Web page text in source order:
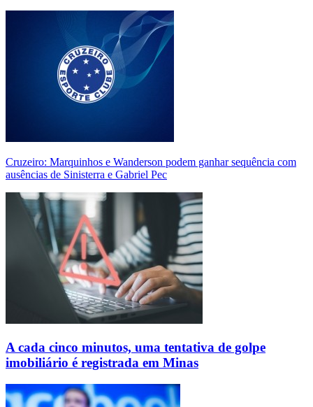
Cruzeiro: Marquinhos e Wanderson podem ganhar sequência com
ausências de Sinisterra e Gabriel Pec
A cada cinco minutos, uma tentativa de golpe
imobiliário é registrada em Minas